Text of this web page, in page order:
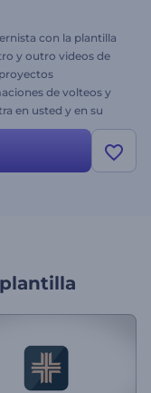
con la plantilla
y outro videos de
de volteos y
en usted y en su